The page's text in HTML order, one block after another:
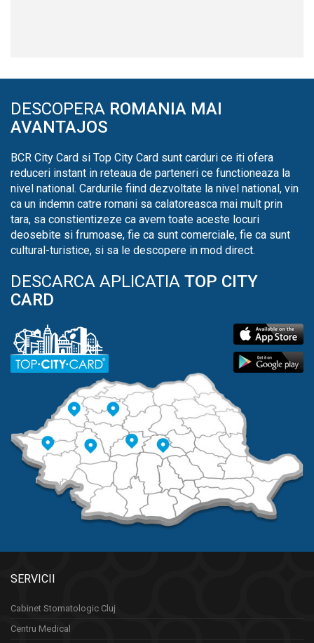
DESCOPERA ROMANIA MAI
AVANTAJOS
BCR City Card si Top City Card sunt carduri ce iti ofera
reduceri instant in reteaua de parteneri ce functioneaza la
nivel national. Cardurile fiind dezvoltate la nivel national, vin
ca un indemn catre romani sa calatoreasca mai mult prin
tara, sa constientizeze ca avem toate aceste locuri
deosebite si frumoase, fie ca sunt comerciale, fie ca sunt
cultural-turistice, si sa le descopere in mod direct.
DESCARCA APLICATIA TOP CITY
CARD
SERVICII
Cabinet Stomatologic Cluj
Centru Medical